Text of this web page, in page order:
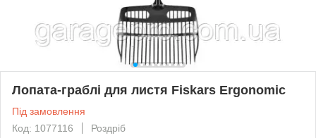
Лопата-граблі для листя Fiskars Ergonomic
Під замовлення
Код: 1077116
Роздріб